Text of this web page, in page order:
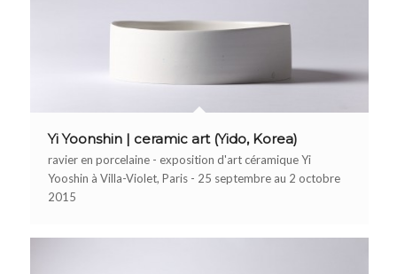
Yi Yoonshin | ceramic art (Yido, Korea)
ravier en porcelaine - exposition d'art céramique Yi
Yooshin à Villa-Violet, Paris - 25 septembre au 2 octobre
2015